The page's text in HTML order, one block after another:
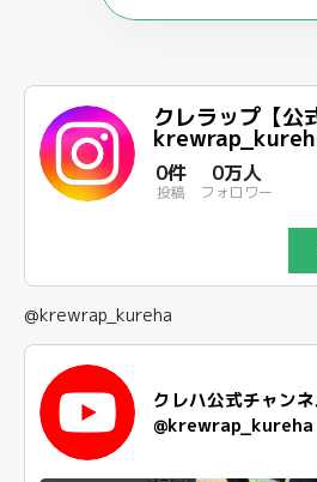
クレラップ【公
0件
投稿
0万人
フォロワー
@krewrap_kureha
クレハ公式チャン
@krewrap_kureha